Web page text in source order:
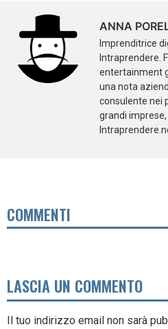
ANNA
Imprenditrice
Intraprendere.
entertainment
una nota
consulente nei
grandi
COMMENTI
LASCIA UN COMMENTO
Il tuo indirizzo email non sarà